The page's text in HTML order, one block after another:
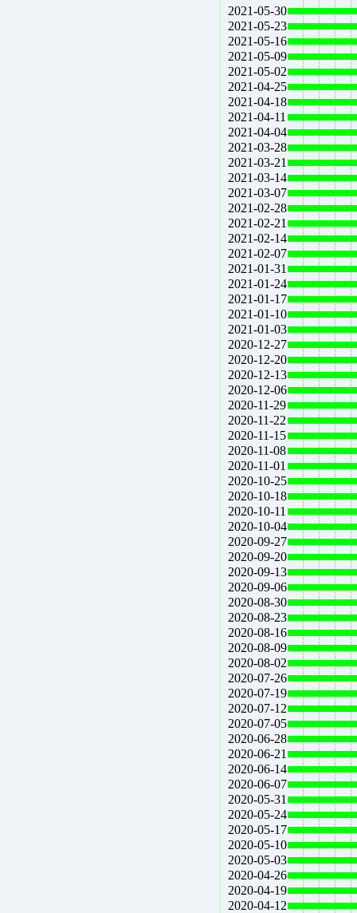
2021-05-30
2021-05-23
2021-05-16
2021-05-09
2021-05-02
2021-04-25
2021-04-18
2021-04-11
2021-04-04
2021-03-28
2021-03-21
2021-03-14
2021-03-07
2021-02-28
2021-02-21
2021-02-14
2021-02-07
2021-01-31
2021-01-24
2021-01-17
2021-01-10
2021-01-03
2020-12-27
2020-12-20
2020-12-13
2020-12-06
2020-11-29
2020-11-22
2020-11-15
2020-11-08
2020-11-01
2020-10-25
2020-10-18
2020-10-11
2020-10-04
2020-09-27
2020-09-20
2020-09-13
2020-09-06
2020-08-30
2020-08-23
2020-08-16
2020-08-09
2020-08-02
2020-07-26
2020-07-19
2020-07-12
2020-07-05
2020-06-28
2020-06-21
2020-06-14
2020-06-07
2020-05-31
2020-05-24
2020-05-17
2020-05-10
2020-05-03
2020-04-26
2020-04-19
2020-04-12